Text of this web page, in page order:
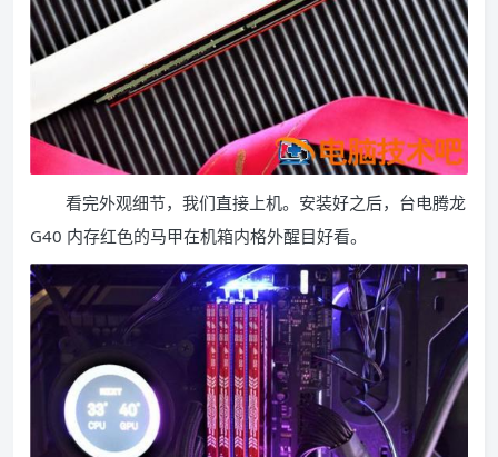
看完外观细节，我们直接上机。安装好之后，台电腾龙
G40 内存红色的马甲在机箱内格外醒目好看。